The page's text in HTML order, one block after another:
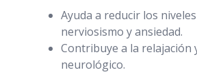
Ayuda a reducir los
nerviosismo y ansiedad.
Contribuye a la relajación
neurológico.